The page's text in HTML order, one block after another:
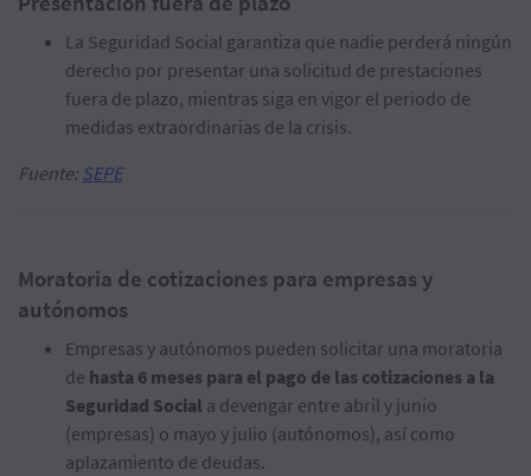
La Seguridad Social garantiza que nadie perderá ningún
derecho por presentar una solicitud de prestaciones
fuera de plazo, mientras siga en vigor el periodo de
medidas extraordinarias de la crisis.
Fuente: SEPE
Moratoria de cotizaciones para empresas y
autónomos
Empresas y autónomos pueden solicitar una moratoria
de hasta 6 meses para el pago de las cotizaciones a la
Seguridad Social a devengar entre abril y junio
(empresas) o mayo y julio (autónomos), así como
aplazamiento de deudas.